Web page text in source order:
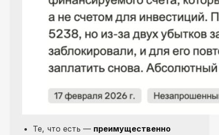
Те, что есть — преимущественно